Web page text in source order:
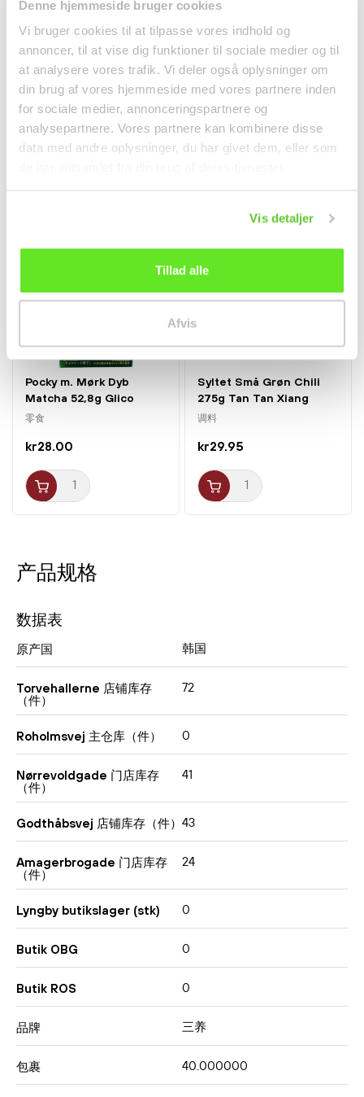
Denne hjemmeside bruger cookies
Vi bruger cookies til at tilpasse vores indhold og
annoncer, til at vise dig funktioner til sociale medier og til
at analysere vores trafik. Vi deler også oplysninger om
din brug af vores hjemmeside med vores partnere inden
for sociale medier, annonceringspartnere og
analysepartnere. Vores partnere kan kombinere disse
data med andre oplysninger, du har givet dem, eller som
Vis detaljer
Tillad alle
Afvis
产品规格
数据表
原产国 韩国
Torvehallerne 店铺库存
（件）
72
Roholmsvej 主仓库（件） 0
Nørrevoldgade 门店库存
（件）
41
Godthåbsvej 店铺库存（件） 43
Amagerbrogade 门店库存
（件）
24
Lyngby butikslager (stk) 0
Butik OBG 0
Butik ROS 0
品牌 三养
包裹 40.000000
Tsingtao Øl 4,7% 330ml
Tsingtao (26b)
饮料
kr19.50
Choco Pie Grøn Te
(12stk) 336g Lotte
零食
kr59.95
Pocky m. Mørk Dyb
Matcha 52,8g Glico
零食
kr28.00
新品
Syltet Små Grøn Chili
275g Tan Tan Xiang
调料
kr29.95